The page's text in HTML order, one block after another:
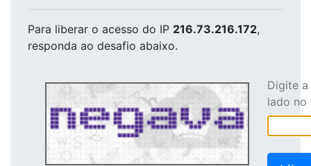
Para liberar o acesso do IP 216.73.216.172,
responda ao desafio abaixo.
Digite
lado no